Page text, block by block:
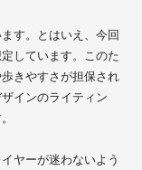
す。とはいえ、今回
しています。このた
きやすさが担保され
インのライティン
ヤーが迷わないよう